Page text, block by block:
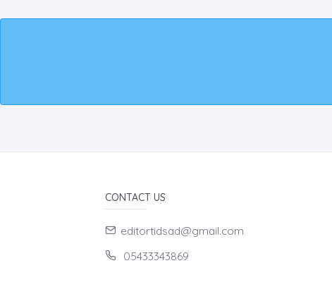
CONTACT US
editortidsad@gmail.com
05433343869